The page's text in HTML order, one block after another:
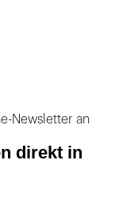
Newsletter an
direkt in